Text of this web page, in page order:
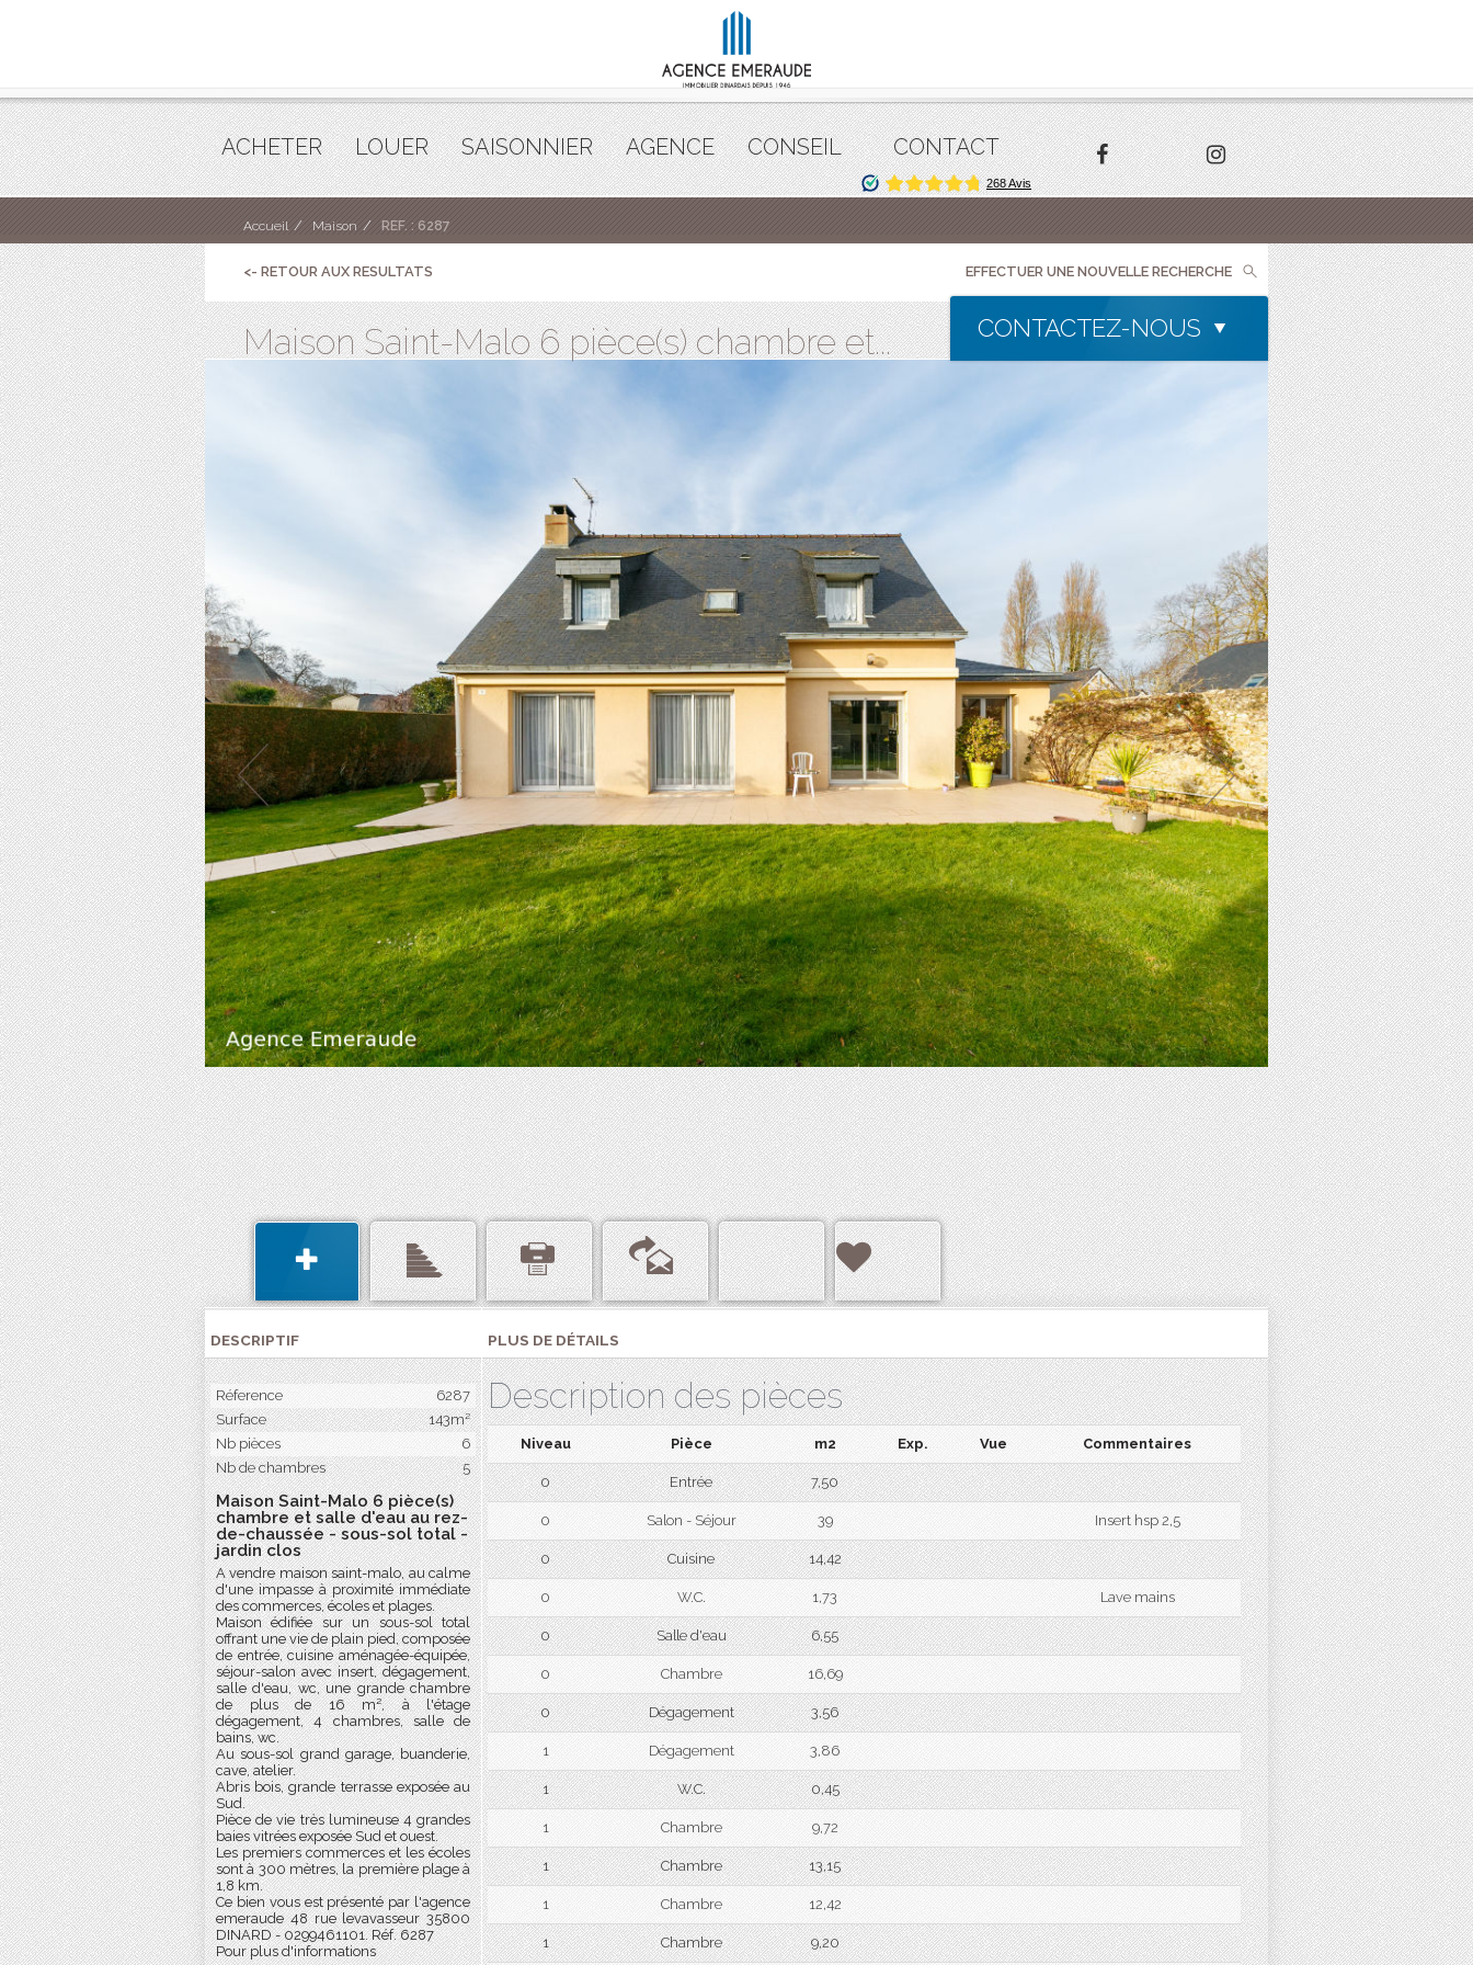
ACHETER LOUER SAISONNIER AGENCE CONSEIL CONTACT
Accueil Maison REF. : 6287
<- RETOUR AUX RESULTATS EFFECTUER UNE NOUVELLE RECHERCHE
Maison Saint-Malo 6 pièce(s) chambre et... CONTACTEZ-NOUS
DESCRIPTIF
Réference
6287
Surface
143m²
Nb pièces
6
Nb de chambres
5
Maison Saint-Malo 6 pièce(s)
chambre et salle d'eau au rez-
de-chaussée - sous-sol total -
jardin clos
A vendre maison saint-malo, au calme
d'une impasse à proximité immédiate
des commerces, écoles et plages.
Maison édifiée sur un sous-sol total
offrant une vie de plain pied, composée
de entrée, cuisine aménagée-équipée,
séjour-salon avec insert, dégagement,
salle d'eau, wc, une grande chambre
de plus de 16 m², à l'étage
dégagement, 4 chambres, salle de
bains, wc.
Au sous-sol grand garage, buanderie,
cave, atelier.
Abris bois, grande terrasse exposée au
Sud.
Pièce de vie très lumineuse 4 grandes
baies vitrées exposée Sud et ouest.
Les premiers commerces et les écoles
sont à 300 mètres, la première plage à
1,8 km.
Ce bien vous est présenté par l'agence
emeraude 48 rue levavasseur 35800
DINARD - 0299461101. Réf. 6287
Pour plus d'informations
PLUS DE DÉTAILS
Description des pièces
Niveau Pièce m2 Exp. Vue Commentaires
0 Entrée 7,50
0 Salon - Séjour 39 Insert hsp 2,5
0 Cuisine 14,42
0 W.C. 1,73 Lave mains
0 Salle d'eau 6,55
0 Chambre 16,69
0 Dégagement 3,56
1 Dégagement 3,86
1 W.C. 0,45
1 Chambre 9,72
1 Chambre 13,15
1 Chambre 12,42
1 Chambre 9,20